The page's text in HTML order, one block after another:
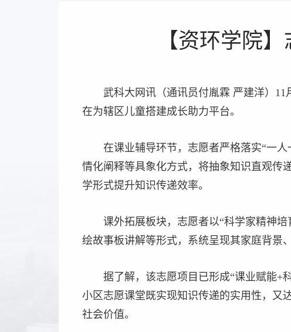
【资环学院
武科大网讯（通讯员付胤霖 严建洋）
在为辖区儿童搭建成长助力平台。
在课业辅导环节，志愿者严格落实“一
情化阐释等具象化方式，将抽象知识直观传
学形式提升知识传递效率。
课外拓展板块，志愿者以“科学家精神
绘故事板讲解等形式，系统呈现其家庭背景
据了解，该志愿项目已形成“课业赋能+
小区志愿课堂既实现知识传递的实用性，又
社会价值。